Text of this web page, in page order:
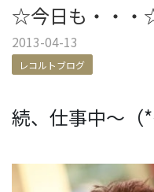
☆今日も・・
2013-04-13
レコルトブログ
続、仕事中～（